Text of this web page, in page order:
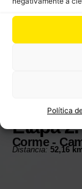
Política
Etapa 1.
Etapa 2.
Corme -
Distancia: 52,16